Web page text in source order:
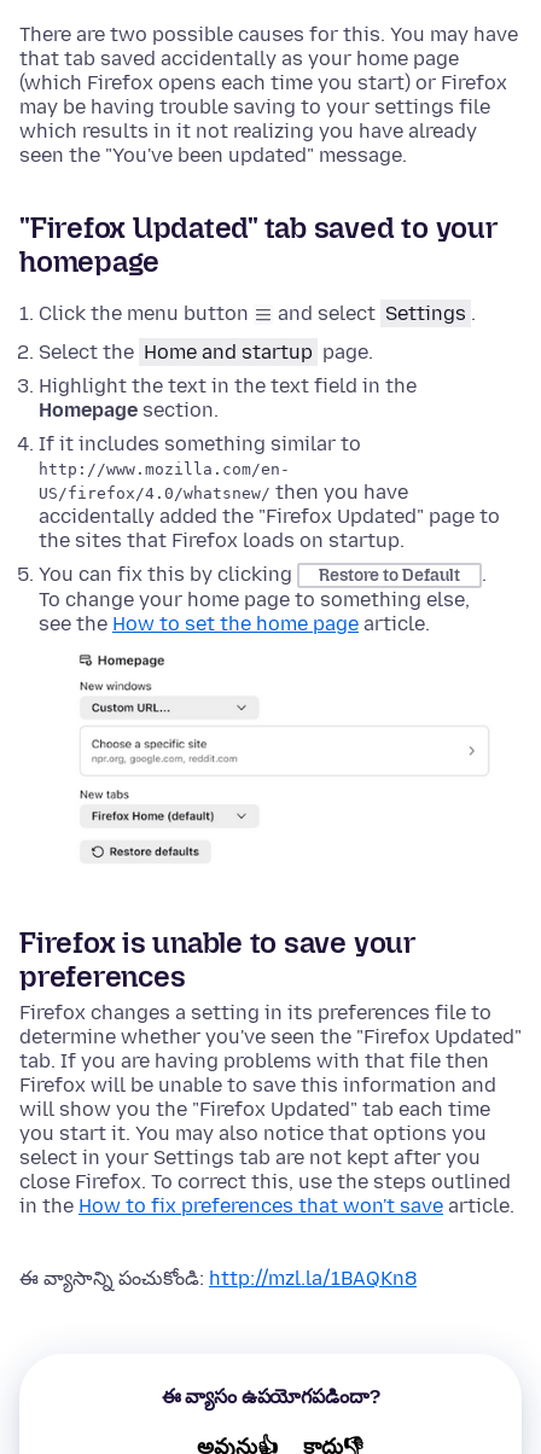
There are two possible causes for this. You may have
that tab saved accidentally as your home page
(which Firefox opens each time you start) or Firefox
may be having trouble saving to your settings file
which results in it not realizing you have already
seen the "You've been updated" message.
"Firefox Updated" tab saved to your
homepage
Click the menu button and select Settings .
Select the Home and startup page.
Highlight the text in the text field in the
Homepage section.
If it includes something similar to
http://www.mozilla.com/en-
US/firefox/4.0/whatsnew/ then you have
accidentally added the "Firefox Updated" page to
the sites that Firefox loads on startup.
You can fix this by clicking
Restore to Default
.
To change your home page to something else,
see the How to set the home page article.
Firefox is unable to save your
preferences
Firefox changes a setting in its preferences file to
determine whether you've seen the "Firefox Updated"
tab. If you are having problems with that file then
Firefox will be unable to save this information and
will show you the "Firefox Updated" tab each time
you start it. You may also notice that options you
select in your Settings tab are not kept after you
close Firefox. To correct this, use the steps outlined
in the How to fix preferences that won't save article.
ఈ వ్యాసాన్ని పంచుకోండి: http://mzl.la/1BAQKn8
ఈ వ్యాసం ఉపయోగపడిందా?
అవును👍 కాదు👎